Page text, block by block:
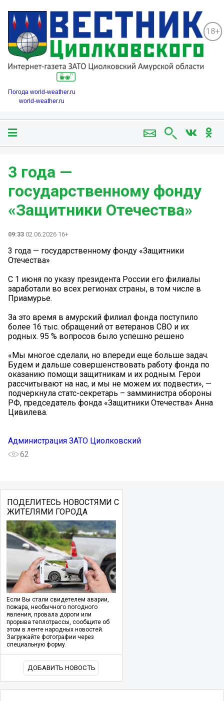
18+
Погода world-weather.ru
world-weather.ru
3 года —
государственному фонду
«Защитники Отечества»
09:33 02.06.2026 16+
3 года — государственному фонду «Защитники
Отечества»
С 1 июня по указу президента России его филиалы
заработали во всех регионах страны, в том числе в
Приамурье.
За это время в амурский филиал фонда поступило
более 16 тыс. обращений от ветеранов СВО и их
родных. 95 % вопросов было успешно решено
«Мы многое сделали, но впереди еще больше задач.
Будем и дальше совершенствовать работу фонда по
оказанию помощи защитникам и их родным. Герои
рассчитывают на нас, и мы не можем их подвести», —
подчеркнула статс-секретарь – замминистра обороны
РФ, председатель фонда «Защитники Отечества» Анна
Цивилева.
Администрация ЗАТО Циолковский
62
ПОДЕЛИТЕСЬ НОВОСТЯМИ С
ЖИТЕЛЯМИ ГОРОДА
Если Вы стали свидетелем аварии,
пожара, необычного погодного
явления, провала дороги или
прорыва теплотрассы, сообщите об
этом в ленте народных новостей.
Загружайте фотографии через
специальную форму.
ДОБАВИТЬ НОВОСТЬ